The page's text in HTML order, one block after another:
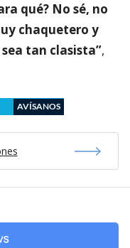
qué? No sé, no
chaquetero y
tan clasista”,
AVÍSANOS